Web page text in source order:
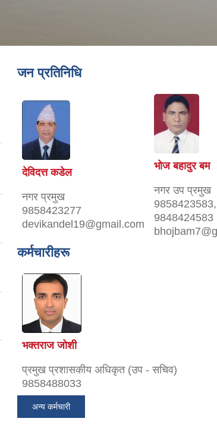
जन प्रतिनिधि
देविदत्त कडेल
नगर प्रमुख
9858423277
devikandel19@gmail.com
भोज बहादुर बम
नगर उप प्रमुख
9858423583,
9848424583
कर्मचारीहरू
भक्तराज जोशी
प्रमुख प्रशासकीय अधिकृत (उप - सचिव)
9858488033
अन्य कर्मचारी